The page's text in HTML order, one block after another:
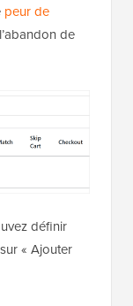
peur de
de
définir
« Ajouter